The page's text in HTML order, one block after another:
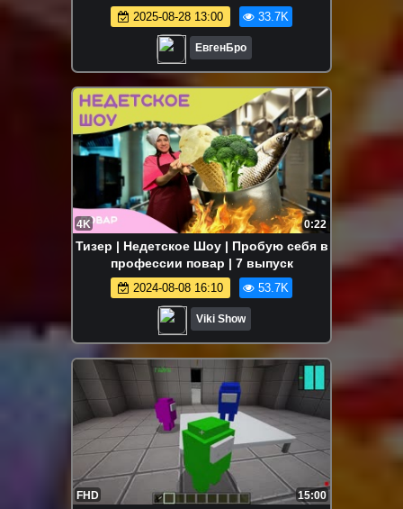
майнкрафт! девушка новичок видео
minecraft
2025-08-28 13:00 33.7K
ЕвгенБро
4K 0:22
Тизер | Недетское Шоу | Пробую себя в
профессии повар | 7 выпуск
2024-08-08 16:10 53.7K
Viki Show
FHD 15:00